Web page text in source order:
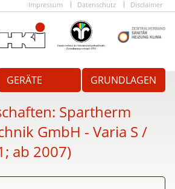
Impressum Datenschutz Disclaimer
GERÄTE GRUNDLAGEN
Spartherm
GmbH - Varia S /
ab 2007)